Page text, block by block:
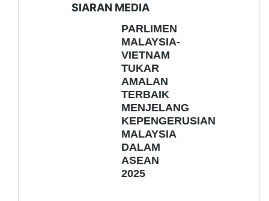
SIARAN MEDIA
PARLIMEN
MALAYSIA-
VIETNAM
TUKAR
AMALAN
TERBAIK
MENJELANG
KEPENGERUSIAN
MALAYSIA
DALAM
ASEAN
2025